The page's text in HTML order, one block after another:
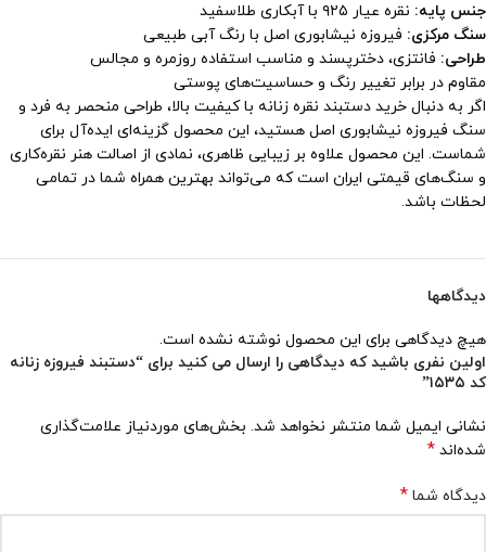
جنس پایه: نقره عیار ۹۲۵ با آبکاری طلاسفید
سنگ مرکزی: فیروزه نیشابوری اصل با رنگ آبی طبیعی
طراحی: فانتزی، دخترپسند و مناسب استفاده روزمره و مجالس
مقاوم در برابر تغییر رنگ و حساسیت‌های پوستی
اگر به دنبال خرید دستبند نقره زنانه با کیفیت بالا، طراحی منحصر به فرد و
سنگ فیروزه نیشابوری اصل هستید، این محصول گزینه‌ای ایده‌آل برای
شماست. این محصول علاوه بر زیبایی ظاهری، نمادی از اصالت هنر نقره‌کاری
و سنگ‌های قیمتی ایران است که می‌تواند بهترین همراه شما در تمامی
لحظات باشد.
دیدگاهها
هیچ دیدگاهی برای این محصول نوشته نشده است.
اولین نفری باشید که دیدگاهی را ارسال می کنید برای “دستبند فیروزه زنانه
کد ۱۵۳۵”
نشانی ایمیل شما منتشر نخواهد شد. بخش‌های موردنیاز علامت‌گذاری
شده‌اند *
دیدگاه شما *